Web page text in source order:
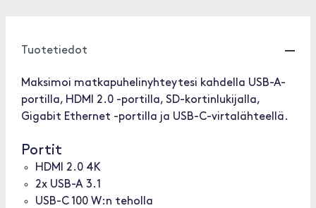
Tuotetiedot
Maksimoi matkapuhelinyhteytesi kahdella USB-A-
portilla, HDMI 2.0 -portilla, SD-kortinlukijalla,
Gigabit Ethernet -portilla ja USB-C-virtalähteellä.
Portit
HDMI 2.0 4K
2x USB-A 3.1
USB-C 100 W:n teholla